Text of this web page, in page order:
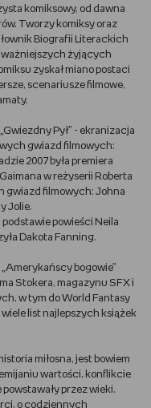
komiksowy, od dawna
Tworzy komiksy oraz
Biografii Literackich
żyjących
zyskał miano postaci
scenariusze filmowe,
Pył” - ekranizacja
gwiazd filmowych:
2007 była premiera
w reżyserii Roberta
gwiazd filmowych: Johna
Jolie.
powieści Neila
Dakota Fanning.
bogowie”
Stokera, magazynu SFX i
w tym do World Fantasy
list najlepszych książek
miłosna, jest bowiem
wartości, konflikcie
przez wieki.
o codziennych